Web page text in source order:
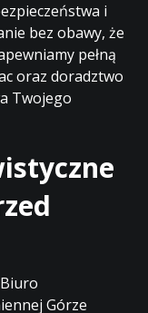
i
bez obawy, że
pełną
oraz doradztwo
Twojego
Górze